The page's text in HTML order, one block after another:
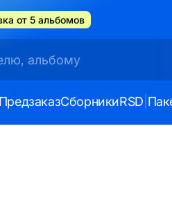
от 5 альбомов
ПредзаказСборникиRSD